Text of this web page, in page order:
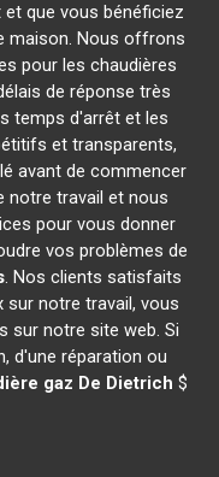
que vous bénéficiez
maison. Nous offrons
pour les chaudières
de réponse très
temps d'arrêt et les
et transparents,
avant de commencer
notre travail et nous
pour vous donner
vos problèmes de
. Nos clients satisfaits
sur notre travail, vous
sur notre site web. Si
d'une réparation ou
gaz De Dietrich $